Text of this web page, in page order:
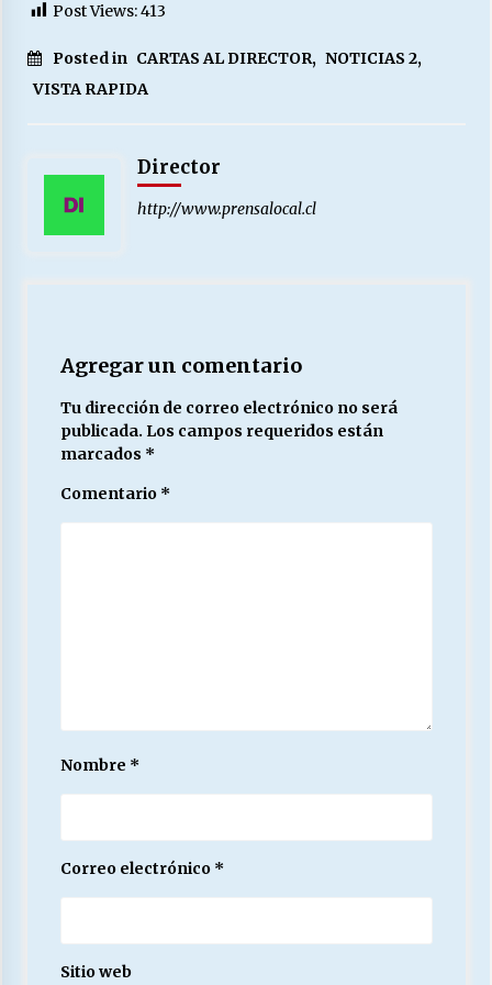
Post Views:413
Posted in CARTAS AL DIRECTOR, NOTICIAS 2,
VISTA RAPIDA
Director
http://www.prensalocal.cl
Agregar un comentario
Tu dirección de correo electrónico no será
publicada. Los campos requeridos están
marcados *
Comentario *
Nombre *
Correo electrónico *
Sitio web